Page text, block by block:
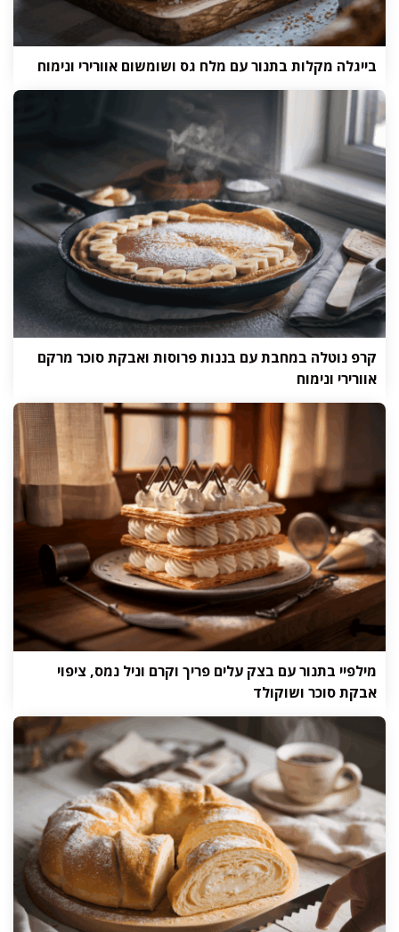
בייגלה מקלות בתנור עם מלח גס ושומשום אוורירי ונימוח
קרפ נוטלה במחבת עם בננות פרוסות ואבקת סוכר מרקם
אוורירי ונימוח
מילפיי בתנור עם בצק עלים פריך וקרם וניל נמס, ציפוי
אבקת סוכר ושוקולד